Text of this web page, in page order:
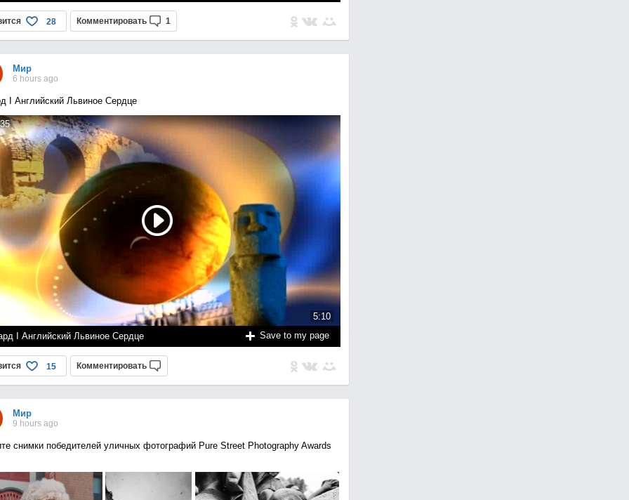
28 Комментировать 1
Мир
6 hours ago
I Английский Львиное Сердце
5:10
35
I Английский Львиное Сердце Save to my page
15 Комментировать
Мир
9 hours ago
снимки победителей уличных фотографий Pure Street Photography Awards